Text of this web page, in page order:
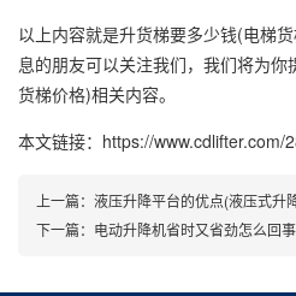
以上内容就是升货梯要多少钱(电梯
息的朋友可以关注我们，我们将为
货梯价格)相关内容。
本文链接：https://www.cdlifter.com/
上一篇： 液压升降平台的优点(液压式升
下一篇： 电动升降机省时又省劲怎么回